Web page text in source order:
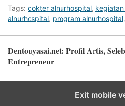
Tags: dokter alnurhospital,
alnurhospital, program alnurhospital,
Dentouyasai.net: Profil Artis,
Entrepreneur
Exit mobile